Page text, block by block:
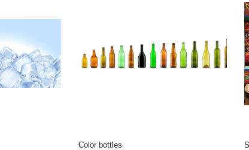
color bottles